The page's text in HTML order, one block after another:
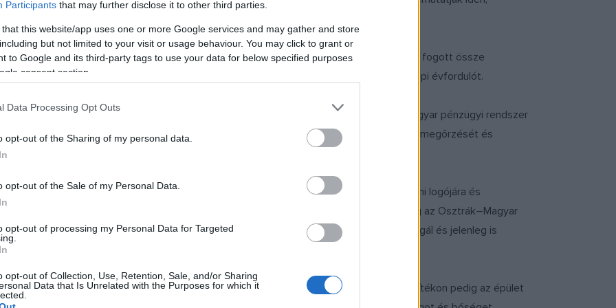
Participants that may further disclose it to other third parties.
that this website/app uses one or more Google services and may gather and store
but not limited to your visit or usage behaviour. You may click to grant or
to Google and its third-party tags to use your data for below specified purposes
consent section.
Data Processing Opt Outs
opt-out of the Sharing of my personal data.
opt-out of the Sale of my Personal Data.
opt-out of processing my Personal Data for Targeted
opt-out of Collection, Use, Retention, Sale, and/or Sharing
Data that Is Unrelated with the Purposes for which it
alelnöke kiemelte, hogy a Magyar Posta és az MNB számos alkalommal fogott össze
köszöntsön egy-egy jeles eseményt, egy kiemelkedő személyiséget vagy egy ünnepi évfordulót.
a bélyegnek a megjelentetésével nemcsak a centenáriumot, hanem a szuverén magyar pénzügyi rendszer
a Magyar Posta elkötelezetten szolgálja hazánk kulturális és történelmi értékeinek megőrzését és
emléket állítani Magyarország nagy múltú jegybankjának.
bélyeg Szabó Ferenc grafikusművész tervei alapján készült, és az MNB centenáriumi logójára és
eklektikus és neobarokk stílusban, 1902 és 1905 között elkészült épületet eredetileg az Osztrák–Magyar
de a Szabadság téri épület a jegybank megalakulása óta az MNB székházaként szolgál és jelenleg is
található egyik szoborkompozíció és a centenáriumi logó is látható, az alkalmi borítékon pedig az épület